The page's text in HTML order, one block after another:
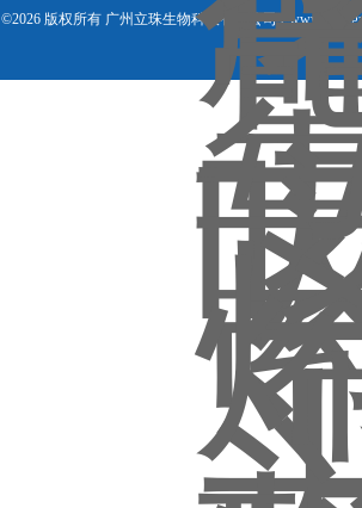
©2026 版权所有 广州立珠生物科技有限公司 (